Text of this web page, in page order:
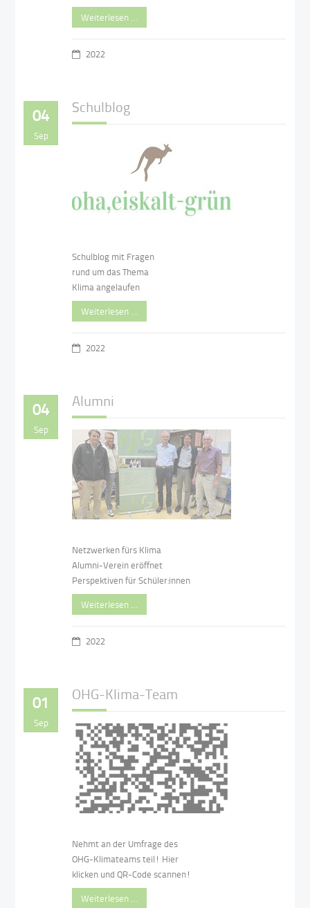
Weiterlesen …
2022
04
Sep
Schulblog
Schulblog mit Fragen
rund um das Thema
Klima angelaufen
Weiterlesen …
2022
04
Sep
Alumni
Netzwerken fürs Klima
Alumni-Verein eröffnet
Perspektiven für Schüler:innen
Weiterlesen …
2022
01
Sep
OHG-Klima-Team
Nehmt an der Umfrage des
OHG-Klimateams teil! Hier
klicken und QR-Code scannen!
Weiterlesen …